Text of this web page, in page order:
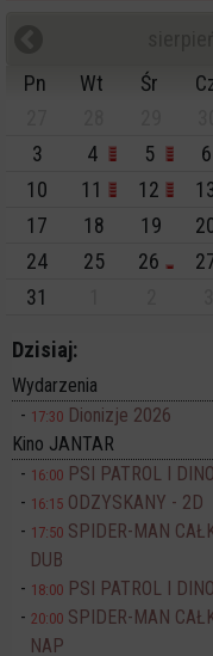
Pn
Wt Śr
3
4 5 6
10
11 12
17
18 19
24
25 26
31
Dzisiaj:
Wydarzenia
17:30 Dionizje 2026
Kino JANTAR
16:00 PSI PATROL I
16:15 ODZYSKANY - 2D
17:50 SPIDER-MAN
DUB
18:00 PSI PATROL I
20:00 SPIDER-MAN
NAP